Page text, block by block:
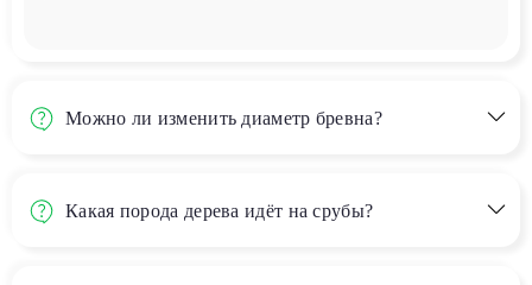
Можно ли изменить диаметр бревна?
Какая порода дерева идёт на срубы?